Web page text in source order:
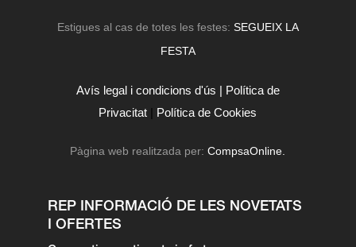
Estigues al cas de totes les festes: SEGUEIX LA
FESTA
Avís legal i condicions d'ús | Política de
Privacitat | Política de Cookies
Pàgina web realitzada per:CompsaOnline.
REP INFORMACIÓ DE LES NOVETATS
I OFERTES